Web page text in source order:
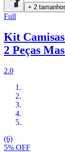
+ 2
Full
Kit
2 Peças
2.0
(6)
5% OFF